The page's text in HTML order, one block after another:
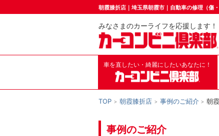
朝霞膝折店｜埼玉県朝霞市｜自動車の修理（傷
みなさまのカーライフを応援します！
車を直したい・綺麗にしたいあなたに！
TOP 朝霞膝折店 事例のご紹介 朝
事例のご紹介